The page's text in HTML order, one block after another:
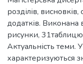
розділів,
додатків. Виконана
рисунки, 31таблицю
Актуальність теми.
характеризуються